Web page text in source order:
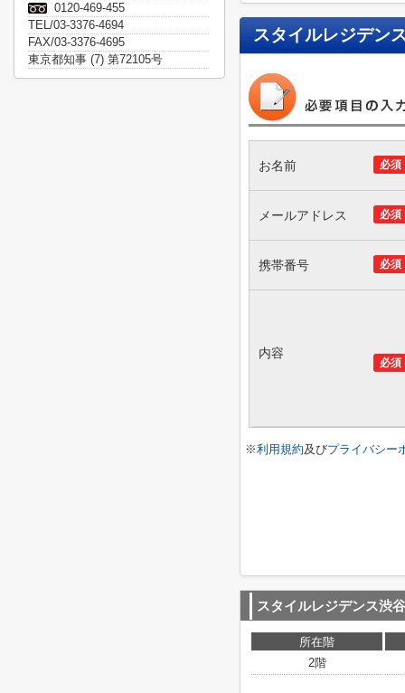
スタイルレジデン
必須
お名前
必須
メールアドレス
必須
携帯番号
必須
内容
※利用規約及びプライバシー
スタイルレジデンス渋
所在階
2階
0120-469-455
TEL/03-3376-4694
FAX/03-3376-4695
東京都知事 (7) 第72105号